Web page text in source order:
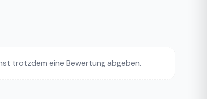
trotzdem eine Bewertung abgeben.